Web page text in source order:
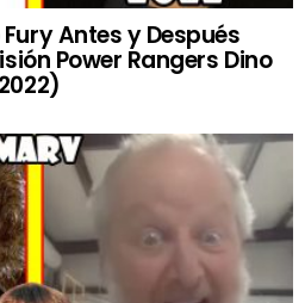
Antes y Después
Power Rangers Dino